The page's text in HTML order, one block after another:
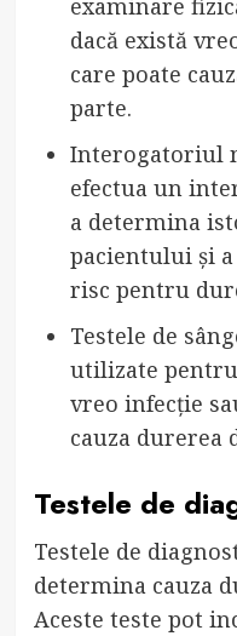
examinare
dacă există
care poate
parte.
Interogatoriul
efectua un
a determina
pacientului și
risc pentru
Testele de
utilizate
vreo infecție
cauza durerea
Testele de
Testele de
determina cauza
Aceste teste pot